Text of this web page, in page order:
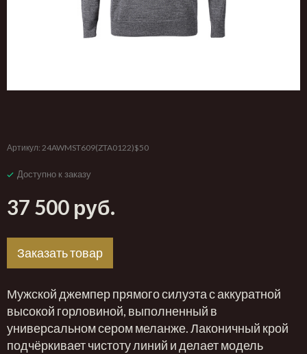
Артикул: 24AWMST609(ZTA0122)$50
Доступно к заказу
37 500 руб.
Заказать товар
Мужской джемпер прямого силуэта с аккуратной
высокой горловиной, выполненный в
универсальном сером меланже. Лаконичный крой
подчёркивает чистоту линий и делает модель